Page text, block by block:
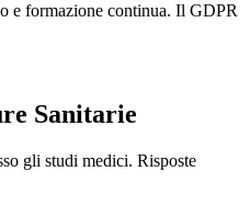
e formazione continua. Il GDPR
Sanitarie
gli studi medici. Risposte